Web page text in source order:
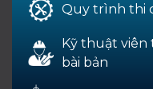
Quy trình thi
Kỹ thuật viên
bài bản